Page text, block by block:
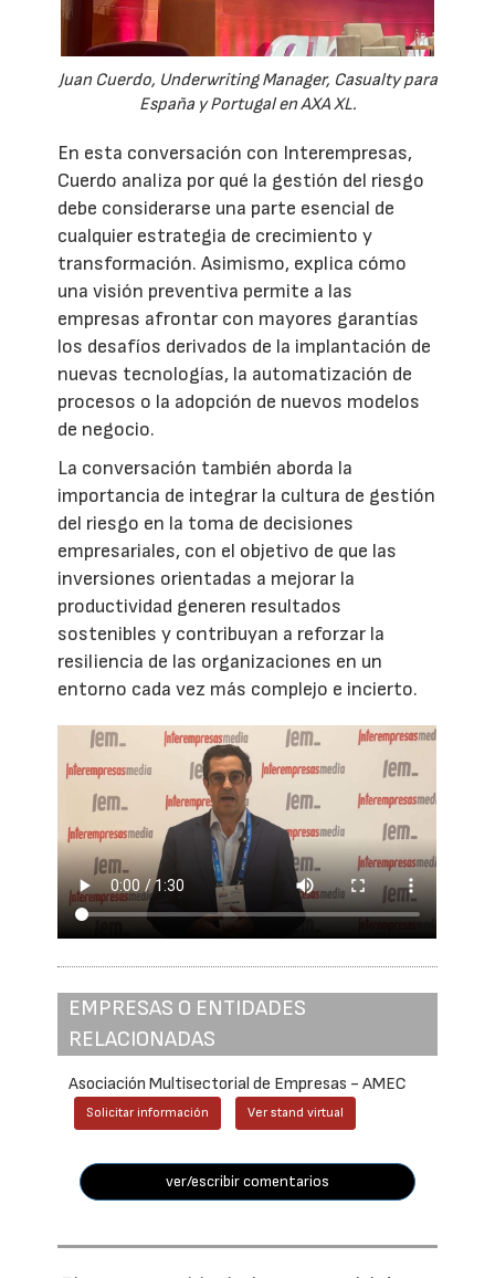
Juan Cuerdo, Underwriting Manager, Casualty para
España y Portugal en AXA XL.
En esta conversación con Interempresas,
Cuerdo analiza por qué la gestión del riesgo
debe considerarse una parte esencial de
cualquier estrategia de crecimiento y
transformación. Asimismo, explica cómo
una visión preventiva permite a las
empresas afrontar con mayores garantías
los desafíos derivados de la implantación de
nuevas tecnologías, la automatización de
procesos o la adopción de nuevos modelos
de negocio.
La conversación también aborda la
importancia de integrar la cultura de gestión
del riesgo en la toma de decisiones
empresariales, con el objetivo de que las
inversiones orientadas a mejorar la
productividad generen resultados
sostenibles y contribuyan a reforzar la
resiliencia de las organizaciones en un
entorno cada vez más complejo e incierto.
EMPRESAS O ENTIDADES
RELACIONADAS
Asociación Multisectorial de Empresas - AMEC
Solicitar información Ver stand virtual
ver/escribir comentarios